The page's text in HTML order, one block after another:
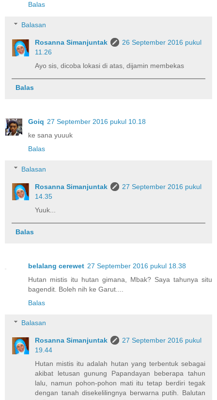
Balas
Balasan
Rosanna Simanjuntak
26 September 2016 pukul
11.26
Ayo sis, dicoba lokasi di atas, dijamin membekas
Balas
Goiq 27 September 2016 pukul 10.18
ke sana yuuuk
Balas
Balasan
Rosanna Simanjuntak
27 September 2016 pukul
14.35
Yuuk...
Balas
belalang cerewet 27 September 2016 pukul 18.38
Hutan mistis itu hutan gimana, Mbak? Saya tahunya situ
bagendit. Boleh nih ke Garut....
Balas
Balasan
Rosanna Simanjuntak
27 September 2016 pukul
19.44
Hutan mistis itu adalah hutan yang terbentuk sebagai
akibat letusan gunung Papandayan beberapa tahun
lalu, namun pohon-pohon mati itu tetap berdiri tegak
dengan tanah disekelilingnya berwarna putih. Balutan